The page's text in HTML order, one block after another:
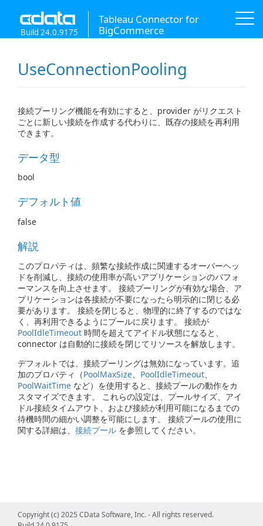
Tableau Connector for
BigCommerce
Build 24.0.9175
UseConnectionPooling
接続プーリング機能を有効にすると、provider がリクエスト
ごとに新しい接続を作成する代わりに、既存の接続を再利用
できます。
データ型
bool
デフォルト値
false
解説
このプロパティは、頻繁な接続作成に関連するオーバーヘッ
ドを削減し、接続の使用率が高いアプリケーションのパフォ
ーマンスを向上させます。 接続プーリングが有効な場合、ア
プリケーションは各接続が不要になったら明示的に閉じる必
要があります。 接続を閉じると、物理的に終了するのではな
く、再利用できるようにプールに戻ります。 接続が
PoolIdleTimeout 時間を超えてアイドル状態になると、
connector は自動的に接続を閉じてリソースを解放します。
デフォルトでは、接続プーリングは無効になっています。追
加のプロパティ（PoolMaxSize、 PoolIdleTimeout、
PoolWaitTime など）を使用すると、接続プールの動作をカ
スタマイズできます。 これらの設定は、プールサイズ、アイ
ドル接続タイムアウト、および接続が利用可能になるまでの
待機時間の細かい調整を可能にします。 接続プールの使用に
関する詳細は、 接続プール を参照してください。
Copyright (c) 2025 CData Software, Inc. - All rights reserved.